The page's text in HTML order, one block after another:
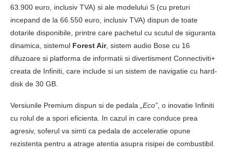
63.900 euro, inclusiv TVA) si ale modelului S (cu preturi
incepand de la 66.550 euro, inclusiv TVA) dispun de toate
dotarile disponibile, printre care pachetul cu scutul de siguranta
dinamica, sistemul Forest Air, sistem audio Bose cu 16
difuzoare si platforma de informatii si divertisment Connectiviti+
creata de Infiniti, care include si un sistem de navigatie cu hard-
disk de 30 GB.
Versiunile Premium dispun si de pedala „Eco” , o inovatie Infiniti
cu rolul de a spori eficienta. In cazul in care conduce prea
agresiv, soferul va simti ca pedala de acceleratie opune
rezistenta pentru a atrage atentia asupra risipei de combustibil.